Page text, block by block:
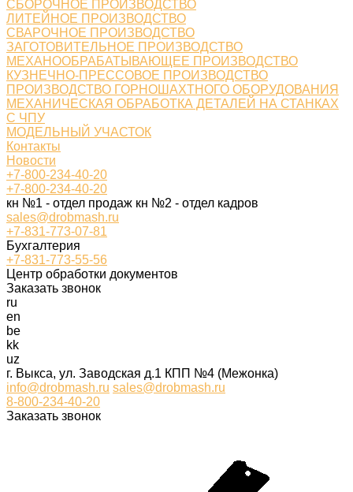
СБОРОЧНОЕ ПРОИЗВОДСТВО
ЛИТЕЙНОЕ ПРОИЗВОДСТВО
СВАРОЧНОЕ ПРОИЗВОДСТВО
ЗАГОТОВИТЕЛЬНОЕ ПРОИЗВОДСТВО
МЕХАНООБРАБАТЫВАЮЩЕЕ ПРОИЗВОДСТВО
КУЗНЕЧНО-ПРЕССОВОЕ ПРОИЗВОДСТВО
ПРОИЗВОДСТВО ГОРНОШАХТНОГО ОБОРУДОВАНИЯ
МЕХАНИЧЕСКАЯ ОБРАБОТКА ДЕТАЛЕЙ НА СТАНКАХ
С ЧПУ
МОДЕЛЬНЫЙ УЧАСТОК
Контакты
Новости
+7-800-234-40-20
+7-800-234-40-20
кн №1 - отдел продаж кн №2 - отдел кадров
sales@drobmash.ru
+7-831-773-07-81
Бухгалтерия
+7-831-773-55-56
Центр обработки документов
Заказать звонок
ru
en
be
kk
uz
г. Выкса, ул. Заводская д.1 КПП №4 (Межонка)
info@drobmash.ru sales@drobmash.ru
8-800-234-40-20
Заказать звонок